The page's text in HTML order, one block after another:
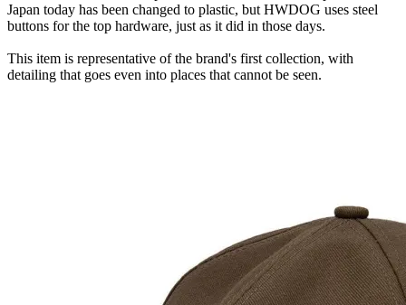
Japan today has been changed to plastic, but HWDOG uses steel
buttons for the top hardware, just as it did in those days.
This item is representative of the brand's first collection, with
detailing that goes even into places that cannot be seen.